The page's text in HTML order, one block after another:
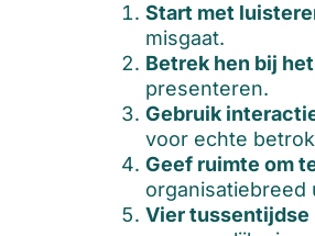
Start met
misgaat.
Betrek hen bij
presenteren.
Gebruik
voor echte
Geef ruimte om
organisatiebreed
Vier tussentijdse